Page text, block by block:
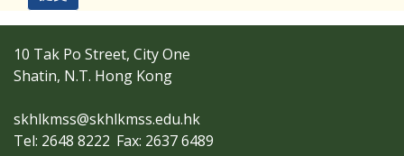
10 Tak Po Street, City One
Shatin, N.T. Hong Kong
skhlkmss@skhlkmss.edu.hk
Tel: 2648 8222 Fax: 2637 6489